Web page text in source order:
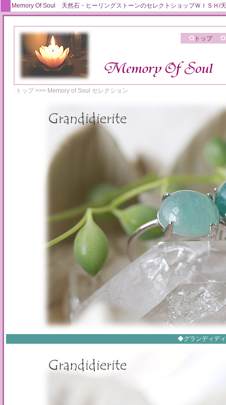
Memory Of Soul 天然石・ヒーリングストーンのセレクトショップＷＩＳＨ/
トップ
トップ >>> Memory of Soul セレクション
◆グランディデ